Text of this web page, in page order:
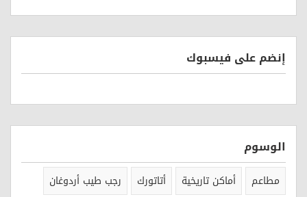
إنضم على فيسبوك
الوسوم
مطاعم أماكن تاريخية أتاتورك
رجب طيب أردوغان